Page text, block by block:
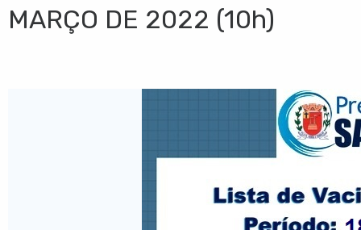
MARÇO DE 2022 (10h)